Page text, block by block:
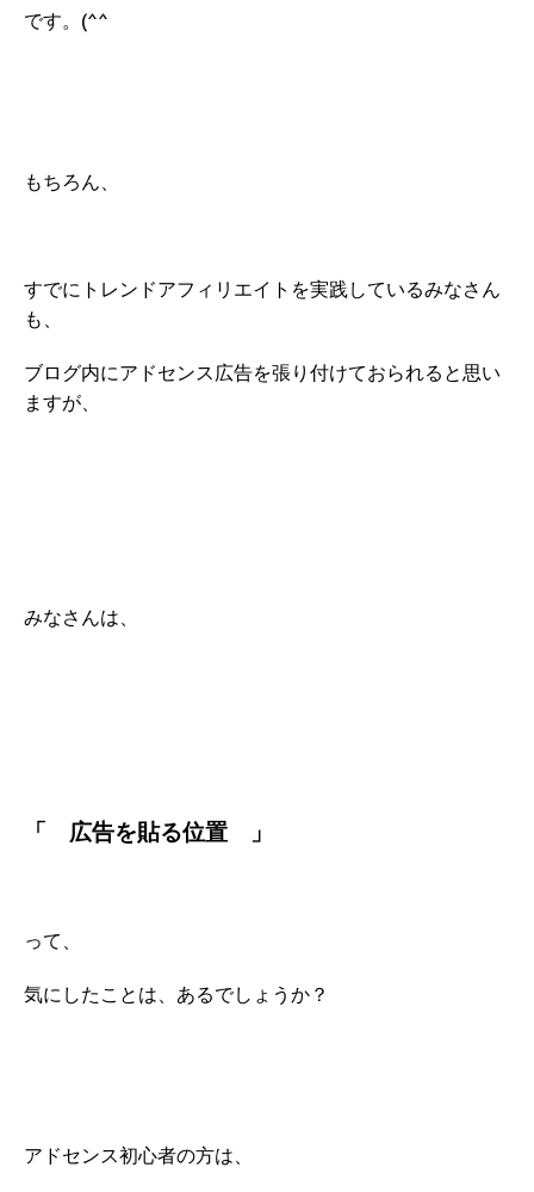
です。(^^
もちろん、
すでにトレンドアフィリエイトを実践しているみなさん
も、
ブログ内にアドセンス広告を張り付けておられると思い
ますが、
みなさんは、
「 広告を貼る位置 」
って、
気にしたことは、あるでしょうか？
アドセンス初心者の方は、